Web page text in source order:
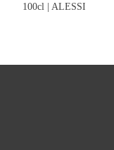
100cl | ALESSI